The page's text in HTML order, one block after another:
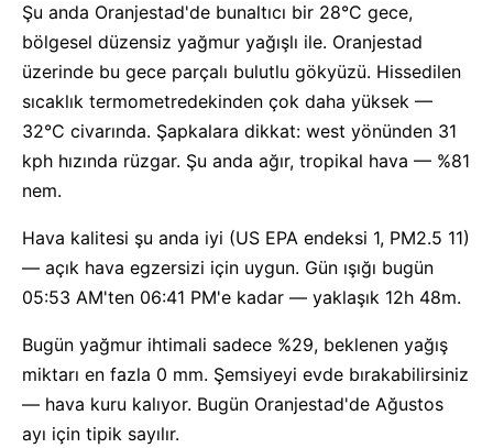
Şu anda Oranjestad'de bunaltıcı bir 28°C gece,
bölgesel düzensiz yağmur yağışlı ile. Oranjestad
üzerinde bu gece parçalı bulutlu gökyüzü. Hissedilen
sıcaklık termometredekinden çok daha yüksek —
32°C civarında. Şapkalara dikkat: west yönünden 31
kph hızında rüzgar. Şu anda ağır, tropikal hava — %81
nem.
Hava kalitesi şu anda iyi (US EPA endeksi 1, PM2.5 11)
— açık hava egzersizi için uygun. Gün ışığı bugün
05:53 AM'ten 06:41 PM'e kadar — yaklaşık 12h 48m.
Bugün yağmur ihtimali sadece %29, beklenen yağış
miktarı en fazla 0 mm. Şemsiyeyi evde bırakabilirsiniz
— hava kuru kalıyor. Bugün Oranjestad'de Ağustos
ayı için tipik sayılır.